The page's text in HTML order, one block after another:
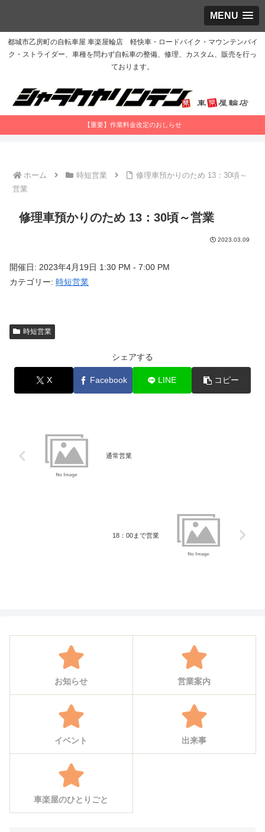
MENU
都城市乙房町の自転車屋 車楽屋輪店 軽快車・ロードバイク・マウンテンバイ
ク・ストライダー、車種を問わず自転車の整備、修理、カスタム、販売を行っ
ております。
【重要】作業料金改定のおしらせ
ホーム 時短営業
修理車預かりのため 13：30頃～
営業
修理車預かりのため 13：30頃～営業
2023.03.09
開催日: 2023年4月19日 1:30 PM - 7:00 PM
カテゴリー: 時短営業
時短営業
シェアする
X Facebook LINE コピー
通常営業
18：00まで営業
お知らせ 営業案内
イベント 出来事
車楽屋のひとりごと